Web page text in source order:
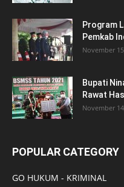
Program
Pemkab
November
Bupati
Rawat
November
POPULAR CATEGORY
GO HUKUM - KRIMINAL